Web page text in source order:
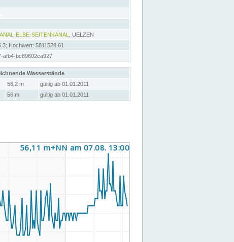
ELBE-SEITENKANAL
, UELZEN
Hochwert: 5811528.61
afb4-bc89602ca927
Wasserstände
56,2 m
gültig ab 01.01.2011
56 m gültig ab 01.01.2011